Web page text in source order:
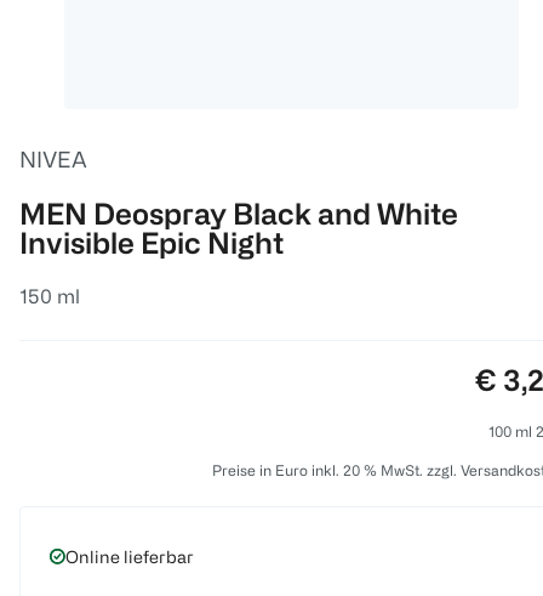
NIVEA
MEN Deospray Black and White
Invisible Epic Night
150 ml
€
100 ml
Preise in Euro inkl. 20 % MwSt. zzgl.
Online lieferbar